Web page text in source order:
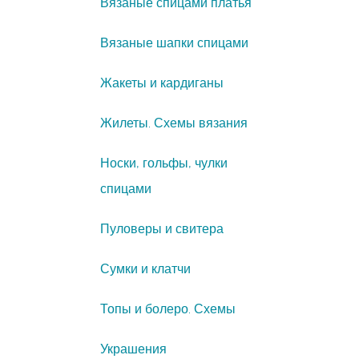
Вязаные шапки спицами
Жакеты и кардиганы
Жилеты. Схемы вязания
Носки, гольфы, чулки
спицами
Пуловеры и свитера
Сумки и клатчи
Топы и болеро. Схемы
Украшения